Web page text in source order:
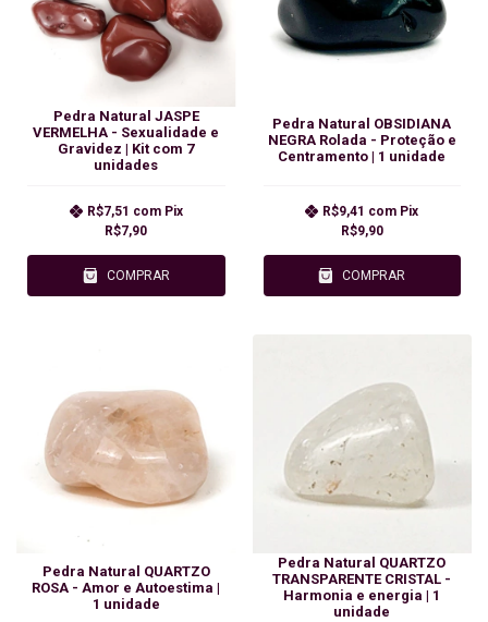
Pedra Natural JASPE
VERMELHA - Sexualidade e
Gravidez | Kit com 7
unidades
R$7,90
R$7,51 com Pix
COMPRAR
Pedra Natural OBSIDIANA
NEGRA Rolada - Proteção e
Centramento | 1 unidade
R$9,90
R$9,41 com Pix
COMPRAR
Pedra Natural QUARTZO
ROSA - Amor e Autoestima |
1 unidade
Pedra Natural QUARTZO
TRANSPARENTE CRISTAL -
Harmonia e energia | 1
unidade